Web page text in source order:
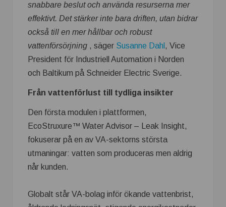
snabbare beslut och använda resurserna mer
effektivt. Det stärker inte bara driften, utan bidrar
också till en mer hållbar och robust
vattenförsörjning , säger Susanne Dahl , Vice
President för Industriell Automation i Norden
och Baltikum på Schneider Electric Sverige.
Från vattenförlust till tydliga insikter
Den första modulen i plattformen,
EcoStruxure™ Water Advisor – Leak Insight,
fokuserar på en av VA-sektorns största
utmaningar: vatten som produceras men aldrig
når kunden.
Globalt står VA-bolag inför ökande vattenbrist,